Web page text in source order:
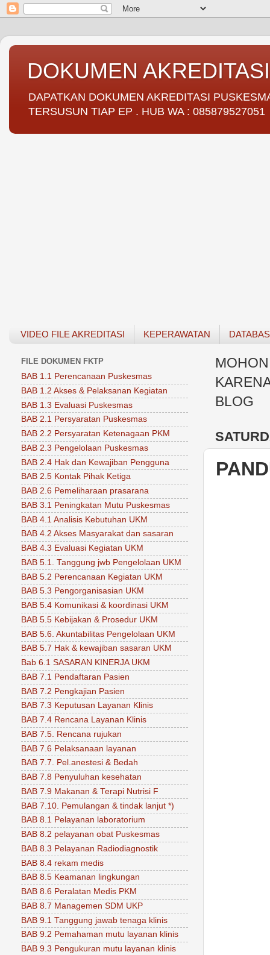
DOKUMEN
DAPATKAN DOKUMEN AKREDITASI
TERSUSUN TIAP EP . HUB WA : 085879527051
VIDEO FILE AKREDITASI KEPERAWATAN
BLOG
FILE DOKUMEN FKTP
BAB 1.1 Perencanaan Puskesmas
BAB 1.2 Akses & Pelaksanan Kegiatan
BAB 1.3 Evaluasi Puskesmas
BAB 2.1 Persyaratan Puskesmas
BAB 2.2 Persyaratan Ketenagaan PKM
BAB 2.3 Pengelolaan Puskesmas
BAB 2.4 Hak dan Kewajiban Pengguna
BAB 2.5 Kontak Pihak Ketiga
BAB 2.6 Pemeliharaan prasarana
BAB 3.1 Peningkatan Mutu Puskesmas
BAB 4.1 Analisis Kebutuhan UKM
BAB 4.2 Akses Masyarakat dan sasaran
BAB 4.3 Evaluasi Kegiatan UKM
BAB 5.1. Tanggung jwb Pengelolaan UKM
BAB 5.2 Perencanaan Kegiatan UKM
BAB 5.3 Pengorganisasian UKM
BAB 5.4 Komunikasi & koordinasi UKM
BAB 5.5 Kebijakan & Prosedur UKM
BAB 5.6. Akuntabilitas Pengelolaan UKM
BAB 5.7 Hak & kewajiban sasaran UKM
Bab 6.1 SASARAN KINERJA UKM
BAB 7.1 Pendaftaran Pasien
BAB 7.2 Pengkajian Pasien
BAB 7.3 Keputusan Layanan Klinis
BAB 7.4 Rencana Layanan Klinis
BAB 7.5. Rencana rujukan
BAB 7.6 Pelaksanaan layanan
BAB 7.7. Pel.anestesi & Bedah
BAB 7.8 Penyuluhan kesehatan
BAB 7.9 Makanan & Terapi Nutrisi F
BAB 7.10. Pemulangan & tindak lanjut *)
BAB 8.1 Pelayanan laboratorium
BAB 8.2 pelayanan obat Puskesmas
BAB 8.3 Pelayanan Radiodiagnostik
BAB 8.4 rekam medis
BAB 8.5 Keamanan lingkungan
BAB 8.6 Peralatan Medis PKM
BAB 8.7 Managemen SDM UKP
BAB 9.1 Tanggung jawab tenaga klinis
BAB 9.2 Pemahaman mutu layanan klinis
BAB 9.3 Pengukuran mutu layanan klinis